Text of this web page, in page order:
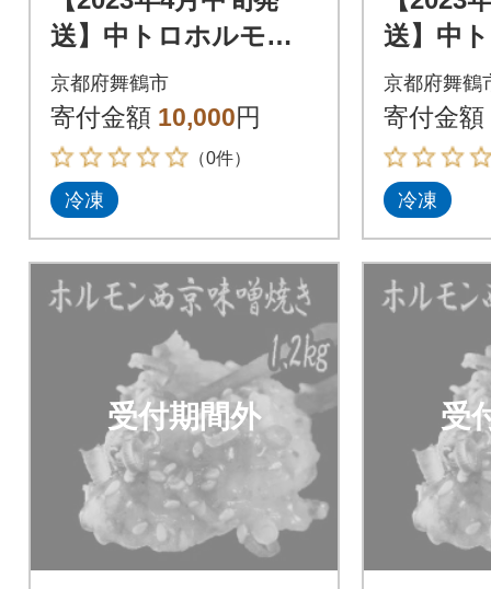
送】中トロホルモン
西京味噌焼き 600g
京都府舞鶴市
寄付金額 10,000円
（0件）
冷凍
送】中
西京味
京都府舞鶴
寄付金額
冷凍
受付期間外 受